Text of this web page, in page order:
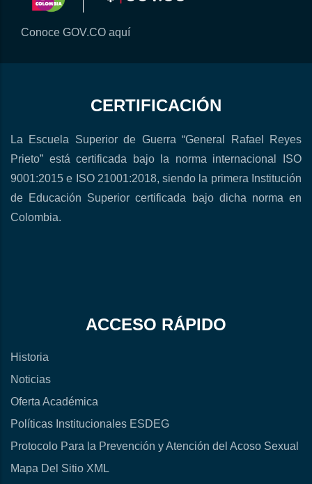
Conoce GOV.CO aquí
CERTIFICACIÓN
La Escuela Superior de Guerra “General Rafael Reyes
Prieto” está certificada bajo la norma internacional ISO
9001:2015 e ISO 21001:2018, siendo la primera Institución
de Educación Superior certificada bajo dicha norma en
Colombia.
ACCESO RÁPIDO
Historia
Noticias
Oferta Académica
Políticas Institucionales ESDEG
Protocolo Para la Prevención y Atención del Acoso Sexual
Mapa Del Sitio XML